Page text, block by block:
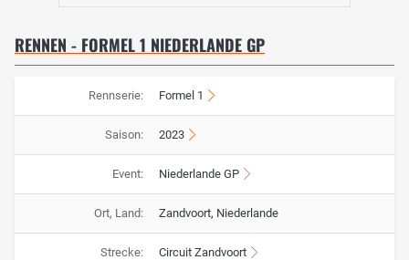
RENNEN - FORMEL 1 NIEDERLANDE GP
Rennserie: Formel 1
Saison: 2023
Event: Niederlande GP
Ort, Land: Zandvoort, Niederlande
Strecke: Circuit Zandvoort